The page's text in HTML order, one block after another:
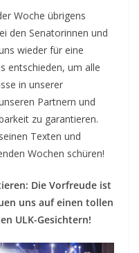
Woche übrigens
den Senatorinnen und
wieder für eine
entschieden, um alle
in unserer
Partnern und
zu garantieren.
Texten und
Wochen schüren!
Die Vorfreude ist
uns auf einen tollen
ULK-Gesichtern!